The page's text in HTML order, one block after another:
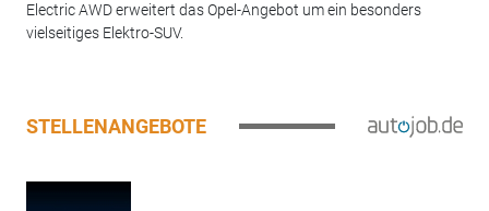
Electric AWD erweitert das Opel-Angebot um ein besonders
vielseitiges Elektro-SUV.
STELLENANGEBOTE